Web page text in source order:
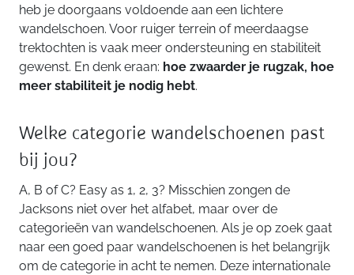
heb je doorgaans voldoende aan een lichtere
wandelschoen. Voor ruiger terrein of meerdaagse
trektochten is vaak meer ondersteuning en stabiliteit
gewenst. En denk eraan: hoe zwaarder je rugzak, hoe
meer stabiliteit je nodig hebt.
Welke categorie wandelschoenen past
bij jou?
A, B of C? Easy as 1, 2, 3? Misschien zongen de
Jacksons niet over het alfabet, maar over de
categorieën van wandelschoenen. Als je op zoek gaat
naar een goed paar wandelschoenen is het belangrijk
om de categorie in acht te nemen. Deze internationale